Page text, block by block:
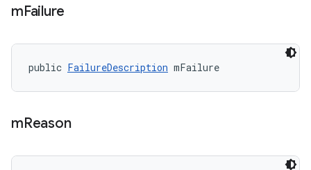
mFailure
public FailureDescription mFailure
mReason